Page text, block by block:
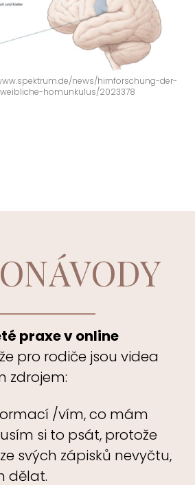
news/hirnforschung-der-
homunkulus/2023378
praxe v online
pro rodiče jsou videa
zdrojem:
/vím, co mám
si to psát, protože
svých zápisků nevyčtu,
dělat.